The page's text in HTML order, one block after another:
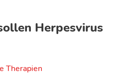
Herpesvirus
Therapien